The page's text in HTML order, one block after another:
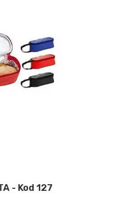
- Kod 127